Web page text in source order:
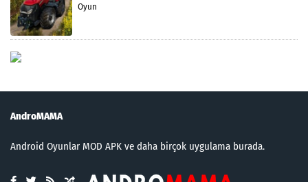
Oyun
AndroMAMA
Android Oyunlar MOD APK ve daha birçok uygulama burada.